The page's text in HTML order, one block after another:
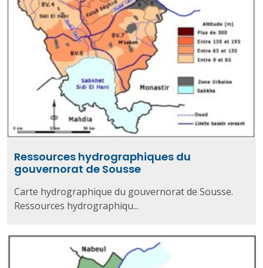
Ressources hydrographiques du
gouvernorat de Sousse
Carte hydrographique du gouvernorat de Sousse.
Ressources hydrographiqu...